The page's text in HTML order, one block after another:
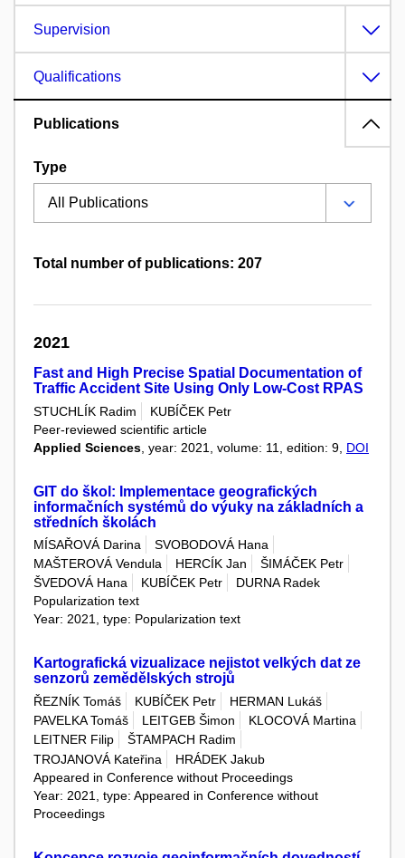
Supervision
Qualifications
Publications
Type
Total number of publications: 207
2021
Fast and High Precise Spatial Documentation of
Traffic Accident Site Using Only Low-Cost RPAS
STUCHLÍK Radim
KUBÍČEK Petr
Peer-reviewed scientific article
Applied Sciences , year: 2021, volume: 11, edition: 9, DOI
GIT do škol: Implementace geografických
informačních systémů do výuky na základních a
středních školách
MÍSAŘOVÁ Darina
SVOBODOVÁ Hana
MAŠTEROVÁ Vendula
HERCÍK Jan
ŠIMÁČEK Petr
ŠVEDOVÁ Hana
KUBÍČEK Petr
DURNA Radek
Popularization text
Year: 2021, type: Popularization text
Kartografická vizualizace nejistot velkých dat ze
senzorů zemědělských strojů
ŘEZNÍK Tomáš KUBÍČEK Petr
HERMAN Lukáš
PAVELKA Tomáš
LEITGEB Šimon
KLOCOVÁ Martina
LEITNER Filip
ŠTAMPACH Radim
TROJANOVÁ Kateřina
HRÁDEK Jakub
Appeared in Conference without Proceedings
Year: 2021, type: Appeared in Conference without
Proceedings